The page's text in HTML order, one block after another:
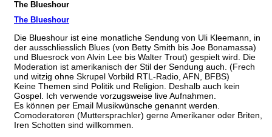
The Blueshour
The Blueshour
Die Blueshour ist eine monatliche Sendung von Uli Kleemann, in
der ausschliesslich Blues (von Betty Smith bis Joe Bonamassa)
und Bluesrock von Alvin Lee bis Walter Trout) gespielt wird. Die
Moderation ist amerikanisch der Stil der Sendung auch. (Frech
und witzig ohne Skrupel Vorbild RTL-Radio, AFN, BFBS)
Keine Themen sind Politik und Religion. Deshalb auch kein
Gospel. Ich verwende vorzugsweise live Aufnahmen.
Es können per Email Musikwünsche genannt werden.
Comoderatoren (Muttersprachler) gerne Amerikaner oder Briten,
Iren Schotten sind willkommen.